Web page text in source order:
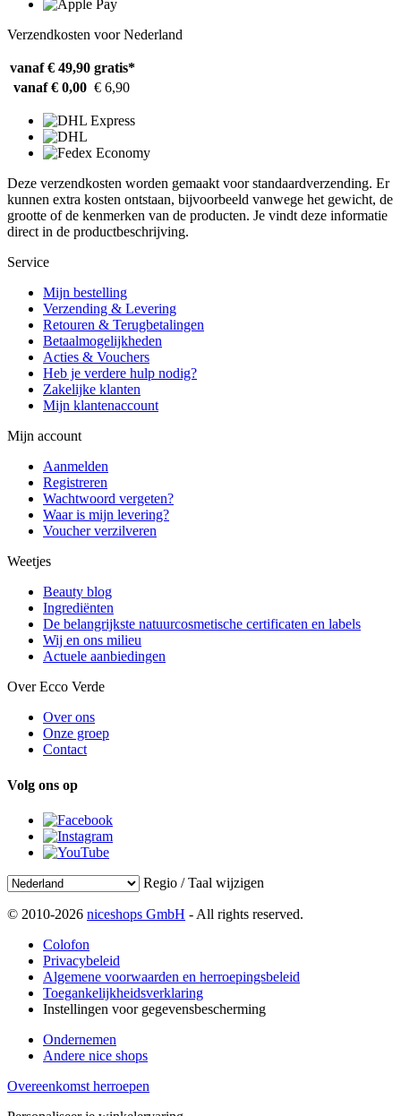
Verzendkosten voor Nederland
vanaf € 49,90 gratis*
vanaf € 0,00 € 6,90
Deze verzendkosten worden gemaakt voor standaardverzending. Er
kunnen extra kosten ontstaan, bijvoorbeeld vanwege het gewicht, de
grootte of de kenmerken van de producten. Je vindt deze informatie
direct in de productbeschrijving.
Service
Mijn bestelling
Verzending & Levering
Retouren & Terugbetalingen
Betaalmogelijkheden
Acties & Vouchers
Heb je verdere hulp nodig?
Zakelijke klanten
Mijn klantenaccount
Mijn account
Aanmelden
Registreren
Wachtwoord vergeten?
Waar is mijn levering?
Voucher verzilveren
Weetjes
Beauty blog
Ingrediënten
De belangrijkste natuurcosmetische certificaten en labels
Wij en ons milieu
Actuele aanbiedingen
Over Ecco Verde
Over ons
Onze groep
Contact
Volg ons op
Regio / Taal wijzigen
© 2010-2026 niceshops GmbH - All rights reserved.
Colofon
Privacybeleid
Algemene voorwaarden en herroepingsbeleid
Toegankelijkheidsverklaring
Instellingen voor gegevensbescherming
Ondernemen
Andere nice shops
Overeenkomst herroepen